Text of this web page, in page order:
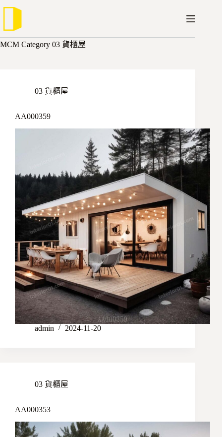
跳
主
要
MCM Category 03 貨櫃屋
03 貨櫃屋
AA000359
admin 2024-11-20
03 貨櫃屋
AA000353